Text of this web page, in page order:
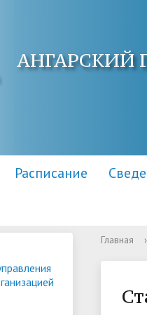
АНГАРСКИЙ
Расписание
Центр
Главная ›